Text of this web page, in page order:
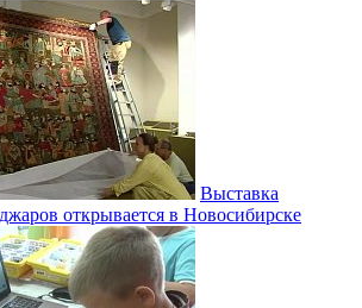
Выставка
открывается в Новосибирске